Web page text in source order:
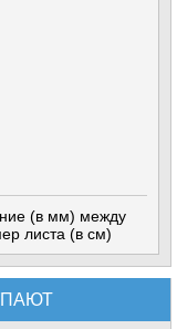
(в мм) между
листа (в см)